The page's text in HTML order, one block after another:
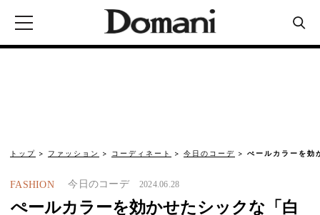
トップ ファッション コーディネート 今日のコーデ ぺールカラーを効
FASHION 今日のコーデ 2024.06.28
ぺールカラーを効かせたシックな「白